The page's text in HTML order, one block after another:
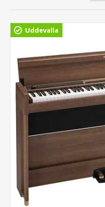
Uddevalla